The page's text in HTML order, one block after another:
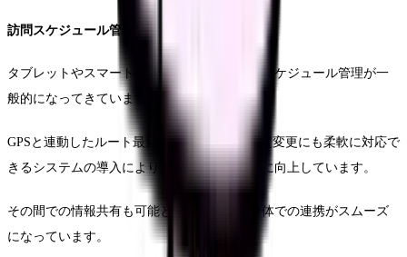
訪問スケジュール管理システム
タブレットやスマートフォンを活用した訪問スケジュール管理が一
般的になってきています。
GPSと連動したルート最適化や、突発的な予定変更にも柔軟に対応で
きるシステムの導入により、業務効率が大幅に向上しています。
その間での情報共有も可能となり、チーム全体での連携がスムーズ
になっています。